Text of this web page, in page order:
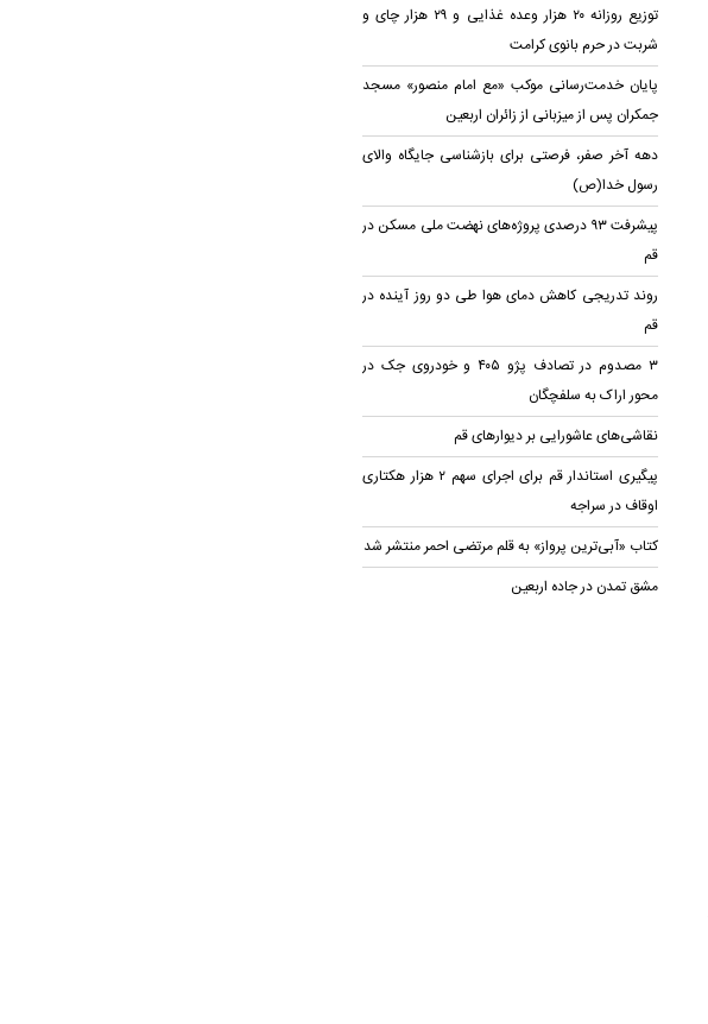
توزیع روزانه ۲۰ هزار وعده غذایی و ۲۹ هزار چای و
شربت در حرم بانوی کرامت
پایان خدمت‌رسانی موکب «مع امام منصور» مسجد
جمکران پس از میزبانی از زائران اربعین
دهه آخر صفر، فرصتی برای بازشناسی جایگاه والای
رسول خدا(ص)
پیشرفت ۹۳ درصدی پروژه‌های نهضت ملی مسکن در
قم
روند تدریجی کاهش دمای هوا طی دو روز آینده در
قم
۳ مصدوم در تصادف پژو ۴۰۵ و خودروی جک در
محور اراک به سلفچگان
نقاشی‌های عاشورایی بر دیوار‌های قم
پیگیری استاندار قم برای اجرای سهم ۲ هزار هکتاری
اوقاف در سراجه
کتاب «آبی‌ترین پرواز» به قلم مرتضی احمر منتشر شد
مشق تمدن در جاده اربعین